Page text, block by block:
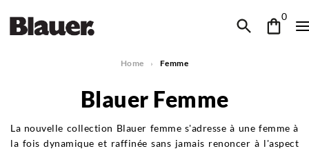
0
Home Femme
Blauer Femme
La nouvelle collection Blauer femme s'adresse à une femme à
la fois dynamique et raffinée sans jamais renoncer à l'aspect